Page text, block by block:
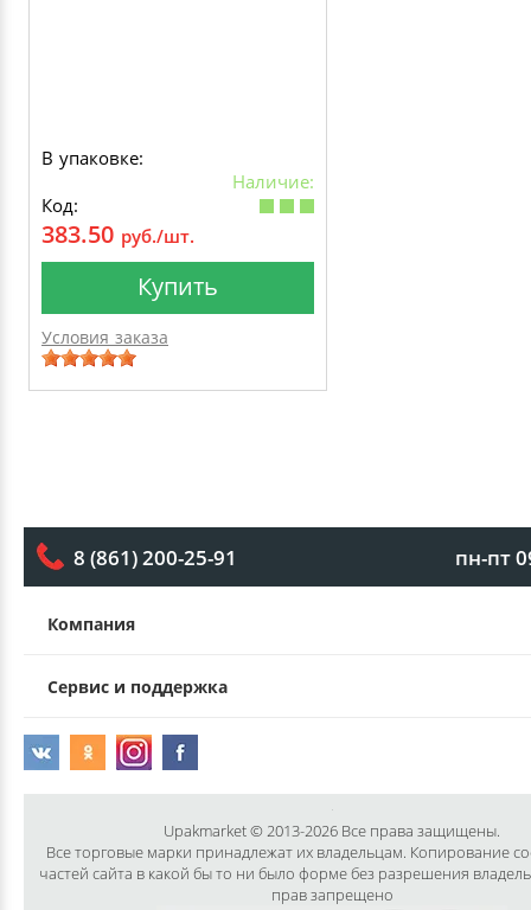
В упаковке:
Наличие:
Код:
383.50 руб./шт.
Купить
Условия заказа
8 (861) 200-25-91 пн-пт
Компания
Сервис и поддержка
Upakmarket © 2013-2026 Все права защищены.
Все торговые марки принадлежат их владельцам. Копирование
частей сайта в какой бы то ни было форме без разрешения
прав запрещено